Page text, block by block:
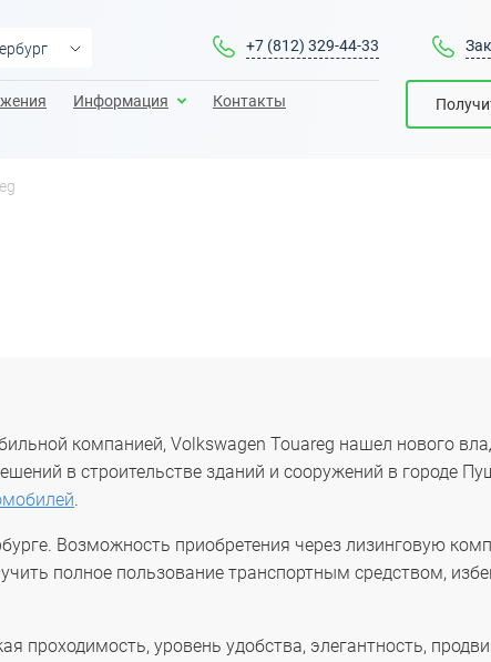
+7 (812) 329-44-33
Информация Контакты
компанией, Volkswagen Touareg нашел нового
в строительстве зданий и сооружений в городе
.
Возможность приобретения через лизинговую
полное пользование транспортным средством,
проходимость, уровень удобства, элегантность,